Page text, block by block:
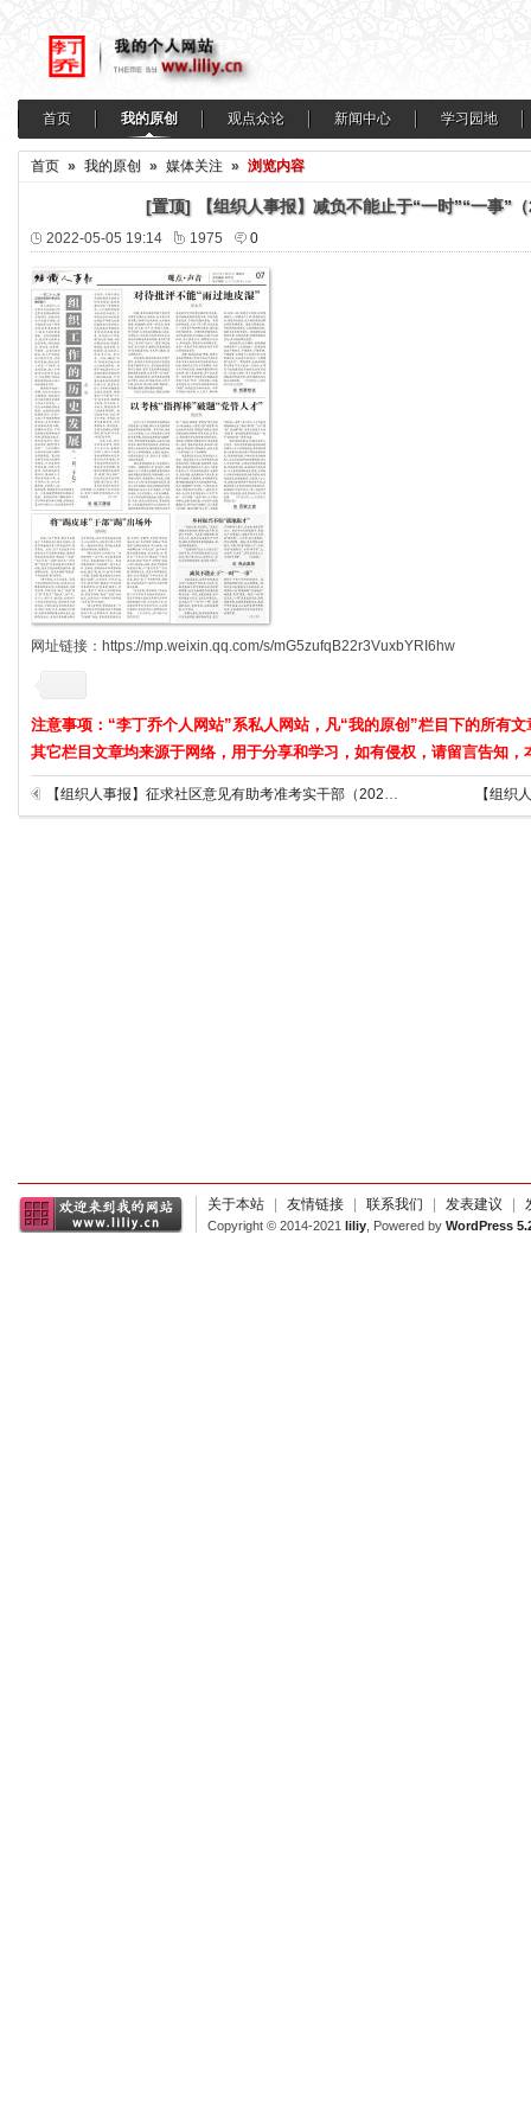
首页 我的原创 观点众论 新闻中心 学习园地
首页 » 我的原创 » 媒体关注 » 浏览内容
[置顶] 【组织人事报】减负不能止于“一时”“一事”
2022-05-05 19:14 1975 0
网址链接：https://mp.weixin.qq.com/s/mG5zufqB22r3VuxbYRI6hw
注意事项：“李丁乔个人网站”系私人网站，凡“我的原创”栏目下的所有
其它栏目文章均来源于网络，用于分享和学习，如有侵权，请留言告知，
【组织人事报】征求社区意见有助考准考实干部（2021年12月7日第2969期） 【组织
关于本站 友情链接 联系我们 发表建议
Copyright © 2014-2021 liliy , Powered by WordPress